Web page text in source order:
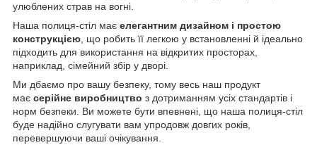
улюблених страв на вогні.
Наша полиця-стіл має елегантним дизайном і простою
конструкцією, що робить її легкою у встановленні й ідеально
підходить для використання на відкритих просторах,
наприклад, сімейний збір у дворі.
Ми дбаємо про вашу безпеку, тому весь наш продукт
має серійне виробництво з дотриманням усіх стандартів і
норм безпеки. Ви можете бути впевнені, що наша полиця-стіл
буде надійно слугувати вам упродовж довгих років,
перевершуючи ваші очікування.